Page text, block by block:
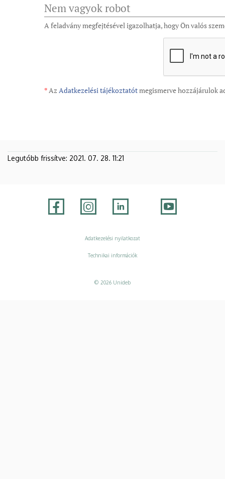
Legutóbb frissítve: 2021. 07. 28. 11:21
Adatvédelem
Adatkezelési nyilatkozat
Technikai információk
© 2026 Unideb